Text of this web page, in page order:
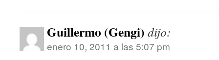
Guillermo (Gengi) dijo:
enero 10, 2011 a las 5:07 pm